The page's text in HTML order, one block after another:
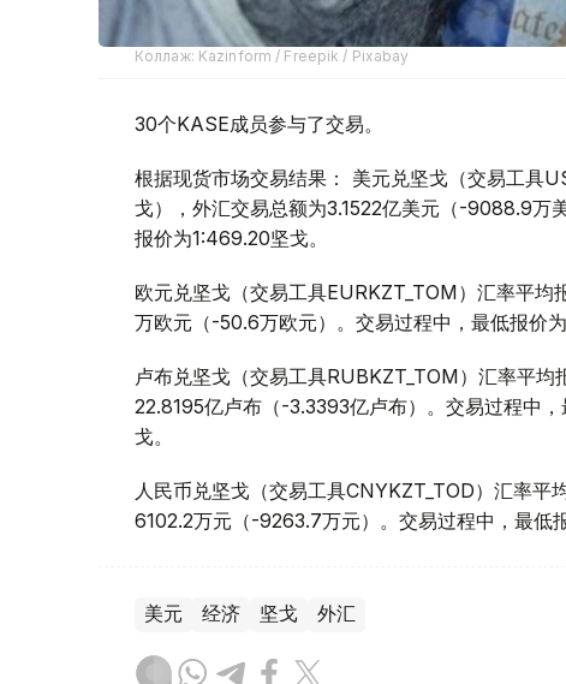
Коллаж: Kazinform / Freepik / Pixabay
30个KASE成员参与了交易。
根据现货市场交易结果： 美元兑坚戈（交易工具
戈），外汇交易总额为3.1522亿美元（-9088.9万
报价为1:469.20坚戈。
欧元兑坚戈（交易工具EURKZT_TOM）汇率平
万欧元（-50.6万欧元）。交易过程中，最低报价
卢布兑坚戈（交易工具RUBKZT_TOM）汇率平
22.8195亿卢布（-3.3393亿卢布）。交易过程中
戈。
人民币兑坚戈（交易工具CNYKZT_TOD）汇率
6102.2万元（-9263.7万元）。交易过程中，最低
美元 经济 坚戈 外汇